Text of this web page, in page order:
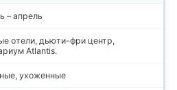
– апрель
отели, дьюти-фри центр,
Atlantis.
ухоженные